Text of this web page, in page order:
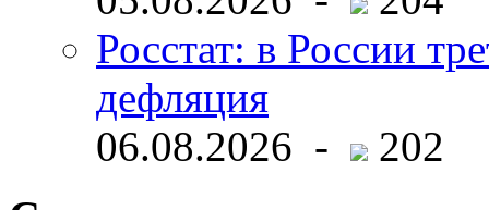
Росстат: в России
дефляция
06.08.2026 -
202